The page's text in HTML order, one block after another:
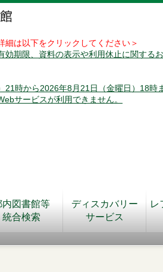
は以下をクリックしてください＞
効期限、資料の表示や利用休止に関する
21時から2026年8月21日（金曜日）18時
サービスが利用できません。
内図書館等
統合検索
ディスカバリー
サービス
レ